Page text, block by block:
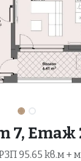
Етаж
95.65 кв.м +